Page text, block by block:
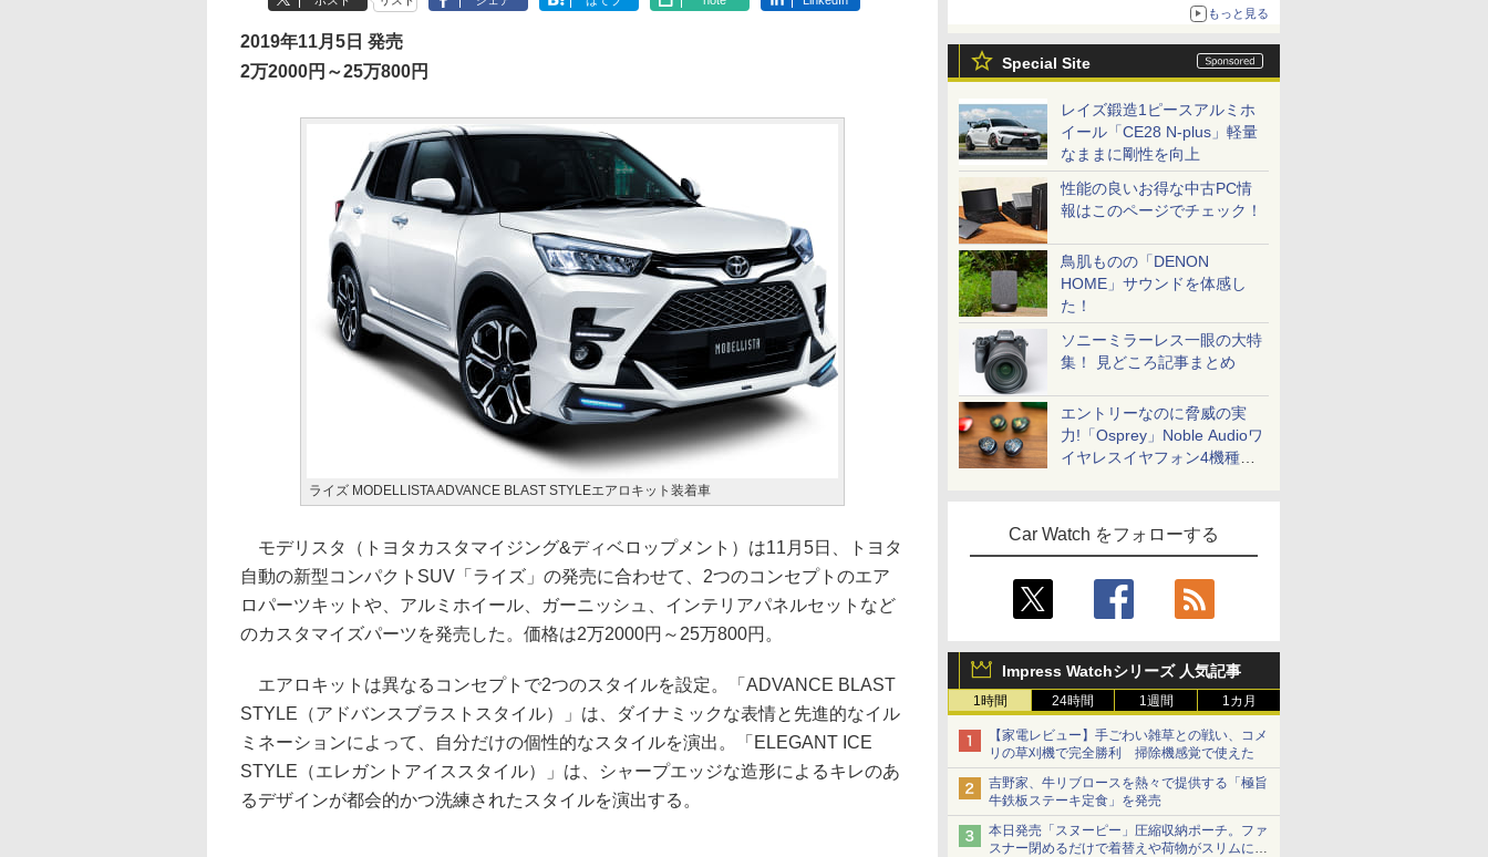
もっと見る
Special Site
レイズ鍛造1ピースアルミホ
イール「CE28 N-plus」軽量
なままに剛性を向上
性能の良いお得な中古PC情
報はこのページでチェック！
鳥肌ものの「DENON
HOME」サウンドを体感し
た！
ソニーミラーレス一眼の大特
集！ 見どころ記事まとめ
エントリーなのに脅威の実
力!「Osprey」Noble Audioワ
イヤレスイヤフォン4機種を
Car Watch をフォローする
Impress Watchシリーズ 人気記事
1時間 24時間 1週間 1カ月
【家電レビュー】手ごわい雑草との戦い、コメ
リの草刈機で完全勝利 掃除機感覚で使えた
吉野家、牛リブロースを熱々で提供する「極旨
牛鉄板ステーキ定食」を発売
本日発売「スヌーピー」圧縮収納ポーチ。ファ
スナー閉めるだけで着替えや荷物がスリムにま
2019年11月5日 発売
2万2000円～25万800円
ライズ MODELLISTA ADVANCE BLAST STYLEエアロキット装着車
モデリスタ（トヨタカスタマイジング&ディベロップメント）は11月5日、トヨタ
自動の新型コンパクトSUV「ライズ」の発売に合わせて、2つのコンセプトのエア
ロパーツキットや、アルミホイール、ガーニッシュ、インテリアパネルセットなど
のカスタマイズパーツを発売した。価格は2万2000円～25万800円。
エアロキットは異なるコンセプトで2つのスタイルを設定。「ADVANCE BLAST
STYLE（アドバンスブラストスタイル）」は、ダイナミックな表情と先進的なイル
ミネーションによって、自分だけの個性的なスタイルを演出。「ELEGANT ICE
STYLE（エレガントアイススタイル）」は、シャープエッジな造形によるキレのあ
るデザインが都会的かつ洗練されたスタイルを演出する。